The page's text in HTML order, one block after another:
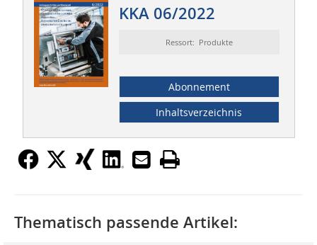
KKA 06/2022
Ressort: Produkte
Abonnement
Inhaltsverzeichnis
Thematisch passende Artikel: